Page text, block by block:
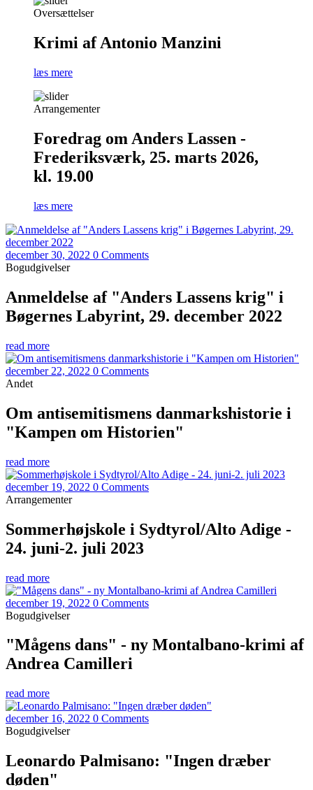
Oversættelser
Krimi af Antonio Manzini
læs mere
Arrangementer
Foredrag om Anders Lassen -
Frederiksværk, 25. marts 2026,
kl. 19.00
læs mere
december 30, 2022 0 Comments
Bogudgivelser
Anmeldelse af "Anders Lassens krig" i
Bøgernes Labyrint, 29. december 2022
read more
december 22, 2022 0 Comments
Andet
Om antisemitismens danmarkshistorie i
"Kampen om Historien"
read more
december 19, 2022 0 Comments
Arrangementer
Sommerhøjskole i Sydtyrol/Alto Adige -
24. juni-2. juli 2023
read more
december 19, 2022 0 Comments
Bogudgivelser
"Mågens dans" - ny Montalbano-krimi af
Andrea Camilleri
read more
december 16, 2022 0 Comments
Bogudgivelser
Leonardo Palmisano: "Ingen dræber
døden"